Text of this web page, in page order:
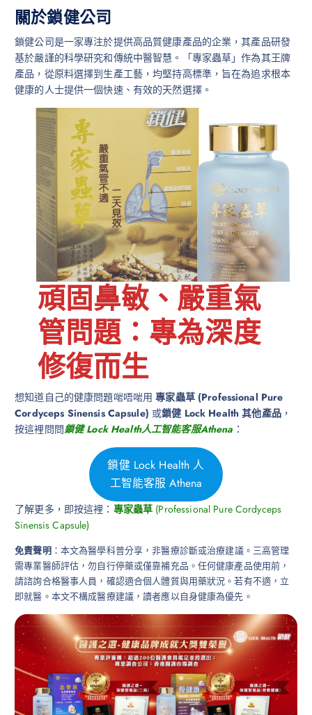
關於鎖健公司
鎖健公司是一家專注於提供高品質健康產品的企業，其產品研發
基於嚴謹的科學研究和傳統中醫智慧。「專家蟲草」作為其王牌
產品，從原料選擇到生產工藝，均堅持高標準，旨在為追求根本
健康的人士提供一個快速、有效的天然選擇。
頑固鼻敏、嚴重氣
管問題：專為深度
修復而生
想知道自己的健康問題啱唔啱用 專家蟲草 (Professional Pure
Cordyceps Sinensis Capsule) 或鎖健 Lock Health 其他產品，
按這裡問問鎖健 Lock Health人工智能客服Athena ：
鎖健 Lock Health 人
工智能客服 Athena
了解更多，即按這裡： 專家蟲草 (Professional Pure Cordyceps
Sinensis Capsule)
免責聲明：本文為醫學科普分享，非醫療診斷或治療建議。三高管理
需專業醫師評估，勿自行停藥或僅靠補充品。任何健康產品使用前，
請諮詢合格醫事人員，確認適合個人體質與用藥狀況。若有不適，立
即就醫。本文不構成醫療建議，讀者應以自身健康為優先。